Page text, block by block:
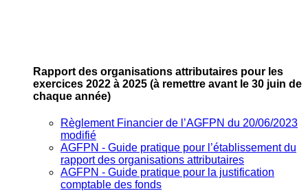
Rapport des organisations attributaires pour les
exercices 2022 à 2025 (à remettre avant le 30 juin de
chaque année)
Règlement Financier de l’AGFPN du 20/06/2023
modifié
AGFPN ‐ Guide pratique pour l’établissement du
rapport des organisations attributaires
AGFPN ‐ Guide pratique pour la justification
comptable des fonds